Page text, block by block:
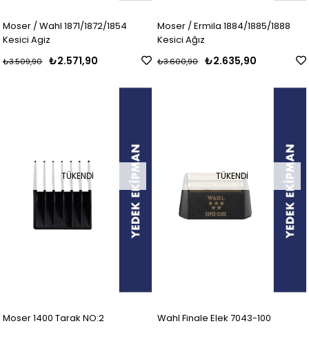
Moser / Wahl 1871/1872/1854
Kesici Agiz
₺2.571,90
₺3.509,90
Moser / Ermila 1884/1885/1888
Kesici Ağız
₺2.635,90
₺3.600,90
TÜKENDI
Moser 1400 Tarak NO:2
TÜKENDI
Wahl Finale Elek 7043-100